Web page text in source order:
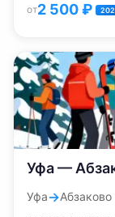
от2 500₽
Уфа —
Уфа→Абзаково